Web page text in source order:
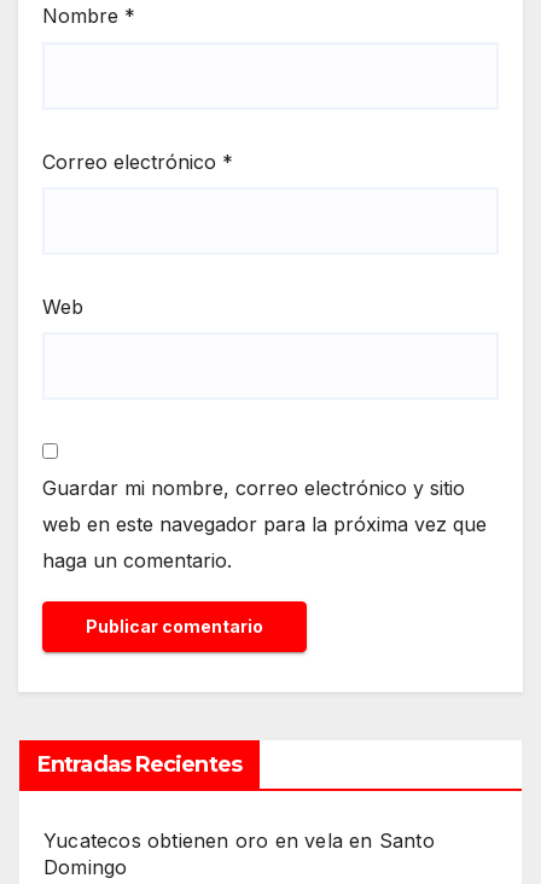
Nombre *
Correo electrónico *
Web
Guardar mi nombre, correo electrónico y sitio
web en este navegador para la próxima vez que
haga un comentario.
Entradas Recientes
Yucatecos obtienen oro en vela en Santo
Domingo